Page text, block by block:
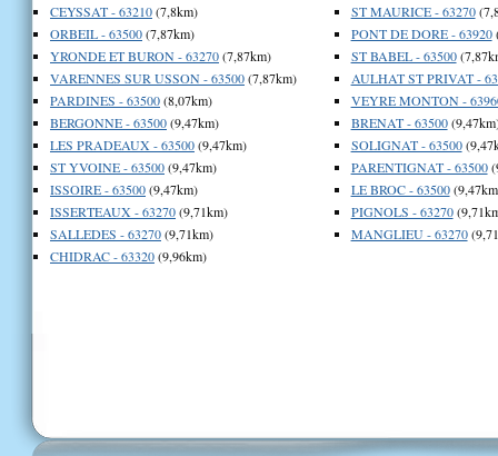
CEYSSAT - 63210(7,8km)
ORBEIL - 63500(7,87km)
YRONDE ET BURON - 63270(7,87km)
VARENNES SUR USSON - 63500(7,87km)
PARDINES - 63500(8,07km)
BERGONNE - 63500(9,47km)
LES PRADEAUX - 63500(9,47km)
ST YVOINE - 63500(9,47km)
ISSOIRE - 63500(9,47km)
ISSERTEAUX - 63270(9,71km)
SALLEDES - 63270(9,71km)
CHIDRAC - 63320(9,96km)
ST MAURICE - 63270
PONT DE DORE - 63920
ST BABEL - 63500
AULHAT ST PRIVAT -
VEYRE MONTON -
BRENAT - 63500
SOLIGNAT - 63500
PARENTIGNAT - 63500
LE BROC - 63500
PIGNOLS - 63270
MANGLIEU - 63270